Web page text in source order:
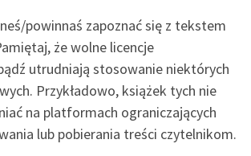
powinnaś zapoznać się z tekstem
że wolne licencje
utrudniają stosowanie niektórych
Przykładowo, książek tych nie
na platformach ograniczających
lub pobierania treści czytelnikom.